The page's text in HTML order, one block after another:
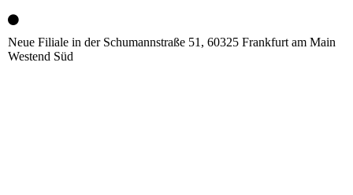
Neue Filiale in der Schumannstraße 51, 60325 Frankfurt am Main
Westend Süd